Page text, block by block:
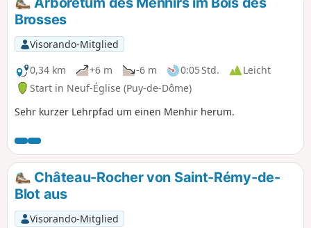
Brosses
Visorando-Mitglied
0,34 km
+6 m -6 m 0:05 Std.
Leicht
Start in Neuf-Église (Puy-de-Dôme)
Sehr kurzer Lehrpfad um einen Menhir herum.
Château-Rocher von Saint-Rémy-de-
Blot aus
Visorando-Mitglied